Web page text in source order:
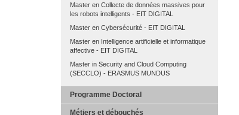
Master en Collecte de données massives pour
les robots intelligents - EIT DIGITAL
Master en Cybersécurité - EIT DIGITAL
Master en Intelligence artificielle et informatique
affective - EIT DIGITAL
Master in Security and Cloud Computing
(SECCLO) - ERASMUS MUNDUS
Programme Doctoral
Métiers et débouchés